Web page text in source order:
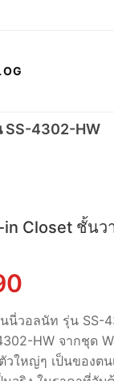
SS-4302-HW
in Closet ชั้น
price
is:
นี่วอลนัท รุ่น SS-
HW จากชุด
ใหญ่ๆ เป็นของต